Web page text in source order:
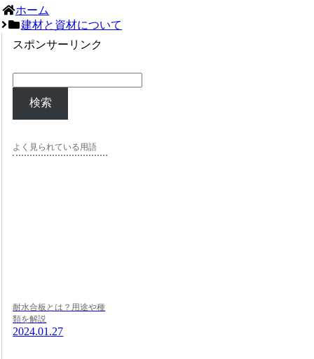
ホーム
建材と資材について
スポンサーリンク
検索
よく見られている用語
耐水合板とは？用途や種
類を解説
2024.01.27